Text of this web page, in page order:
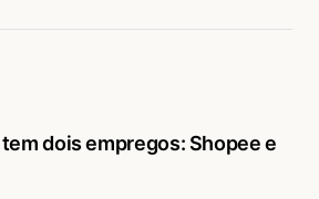
dois empregos: Shopee e